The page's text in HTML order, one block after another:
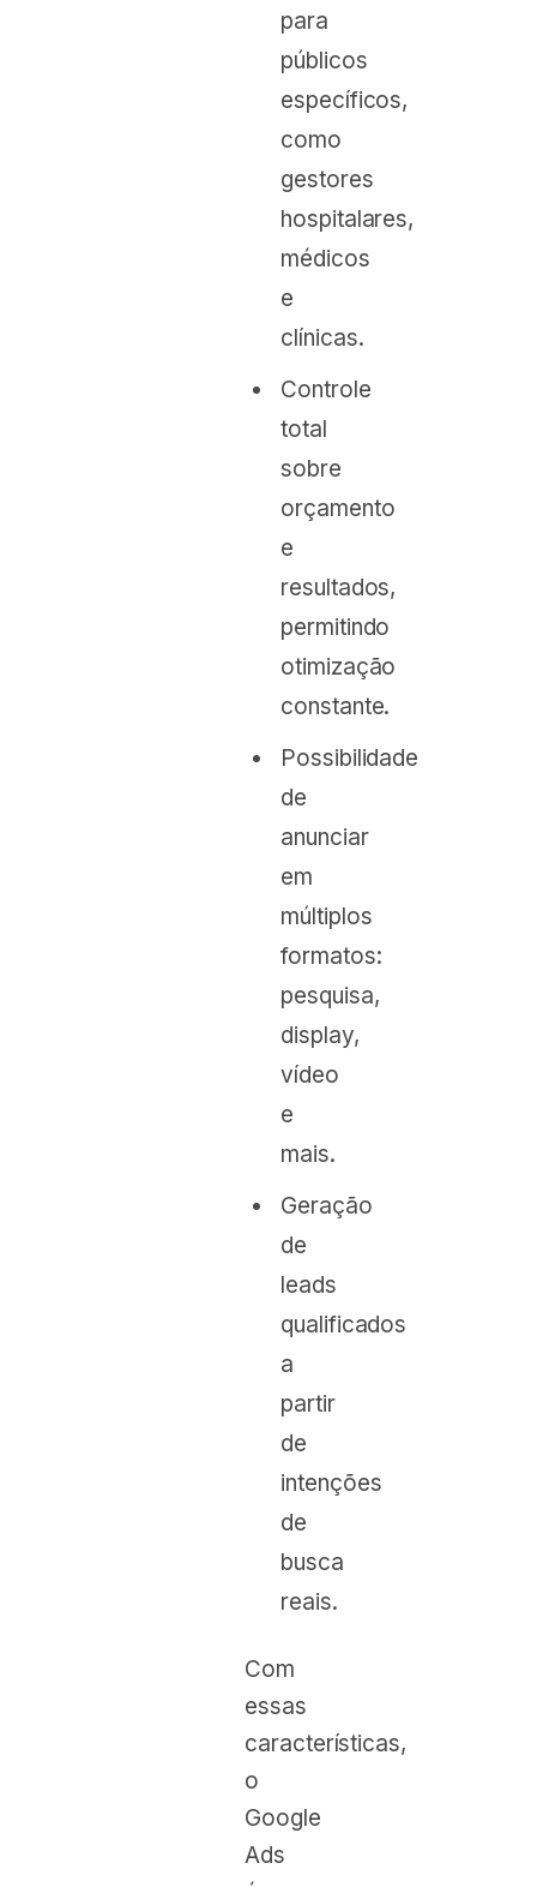
para
públicos
específicos,
como
gestores
hospitalares,
médicos
e
clínicas.
Controle
total
sobre
orçamento
e
resultados,
permitindo
otimização
constante.
Possibilidade
de
anunciar
em
múltiplos
formatos:
pesquisa,
display,
vídeo
e
mais.
Geração
de
leads
qualificados
a
partir
de
intenções
de
busca
reais.
Com
essas
características,
o
Google
Ads